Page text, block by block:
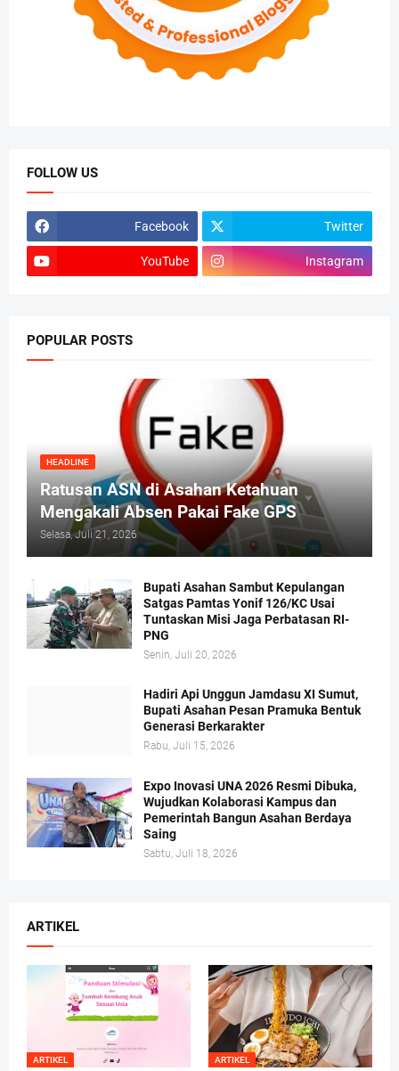
FOLLOW US
Facebook Twitter
YouTube Instagram
POPULAR POSTS
HEADLINE
Ratusan ASN di Asahan Ketahuan
Mengakali Absen Pakai Fake GPS
Selasa, Juli 21, 2026
Bupati Asahan Sambut Kepulangan
Satgas Pamtas Yonif 126/KC Usai
Tuntaskan Misi Jaga Perbatasan RI-
PNG
Senin, Juli 20, 2026
Hadiri Api Unggun Jamdasu XI Sumut,
Bupati Asahan Pesan Pramuka Bentuk
Generasi Berkarakter
Rabu, Juli 15, 2026
Expo Inovasi UNA 2026 Resmi Dibuka,
Wujudkan Kolaborasi Kampus dan
Pemerintah Bangun Asahan Berdaya
Saing
Sabtu, Juli 18, 2026
ARTIKEL
ARTIKEL ARTIKEL